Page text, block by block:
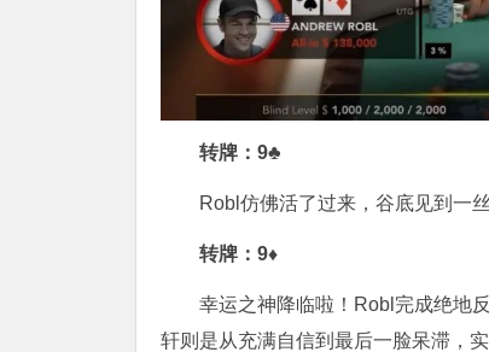
转牌：9♣
Robl仿佛活了过来，谷底见到一丝
转牌： 9♦
幸运之神降临啦！Robl完成绝地
轩则是从充满自信到最后一脸呆滞，实